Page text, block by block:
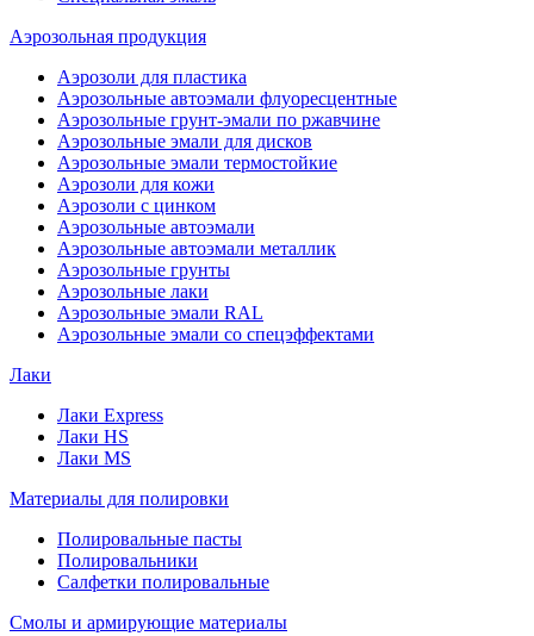
Аэрозольная продукция
Аэрозоли для пластика
Аэрозольные автоэмали флуоресцентные
Аэрозольные грунт-эмали по ржавчине
Аэрозольные эмали для дисков
Аэрозольные эмали термостойкие
Аэрозоли для кожи
Аэрозоли с цинком
Аэрозольные автоэмали
Аэрозольные автоэмали металлик
Аэрозольные грунты
Аэрозольные лаки
Аэрозольные эмали RAL
Аэрозольные эмали со спецэффектами
Лаки
Лаки Express
Лаки HS
Лаки MS
Материалы для полировки
Полировальные пасты
Полировальники
Салфетки полировальные
Смолы и армирующие материалы